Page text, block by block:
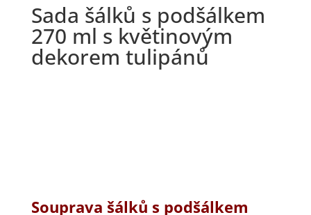
Sada šálků s podšálkem
270 ml s květinovým
dekorem tulipánů
Souprava šálků s podšálkem